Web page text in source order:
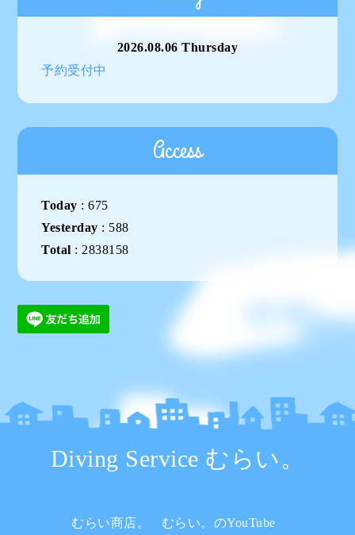
2026.08.06 Thursday
予約受付中
Access
Today :675
Yesterday : 588
Total : 2838158
Diving Service むらい。
むらい商店。 むらい。のYouTube